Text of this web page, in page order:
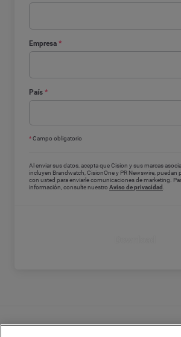
Empresa *
País *
*Campo obligatorio
Al enviar sus datos, acepta que Cision y sus marcas
incluyen Brandwatch, CisionOne y PR Newswire, puedan
con usted para enviarle comunicaciones de marketing.
información, consulte nuestro Aviso de privacidad